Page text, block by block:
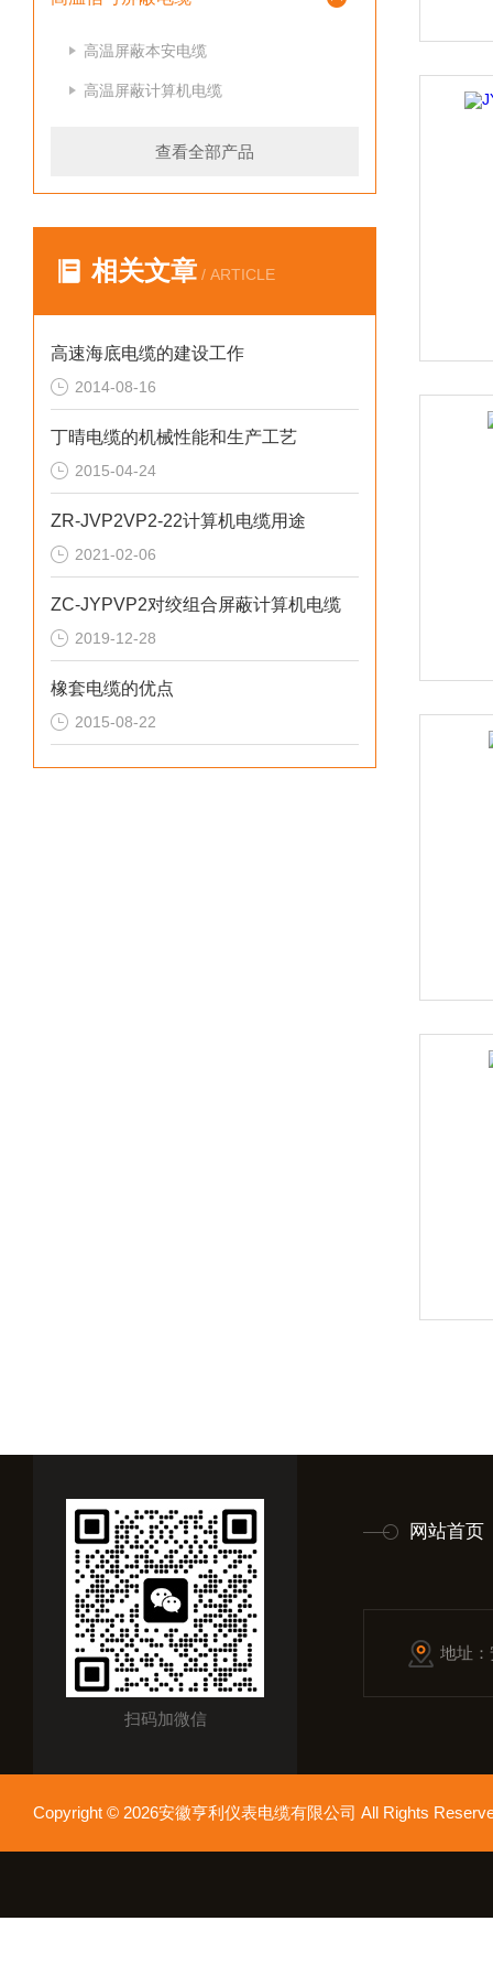
高温屏蔽本安电缆
高温屏蔽计算机电缆
查看全部产品
相关文章 / ARTICLE
高速海底电缆的建设工作
2014-08-16
丁晴电缆的机械性能和生产工艺
2015-04-24
ZR-JVP2VP2-22计算机电缆用途
2021-02-06
ZC-JYPVP2对绞组合屏蔽计算机电缆
2019-12-28
橡套电缆的优点
2015-08-22
扫码加微信
网站首页
地址
Copyright © 2026安徽亨利仪表电缆有限公司 All Rights